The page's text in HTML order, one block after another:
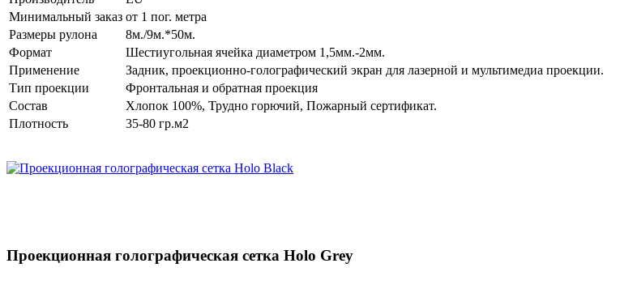
Минимальный заказ от 1 пог. метра
Размеры рулона
8м./9м.*50м.
Формат
Шестиугольная ячейка диаметром 1,5мм.-2мм.
Применение
Задник, проекционно-голографический экран для лазерной и мультимедиа проекции.
Тип проекции
Фронтальная и обратная проекция
Состав
Хлопок 100%, Трудно горючий, Пожарный сертификат.
Плотность
35-80 гр.м2
Проекционная голографическая сетка Holo Grey